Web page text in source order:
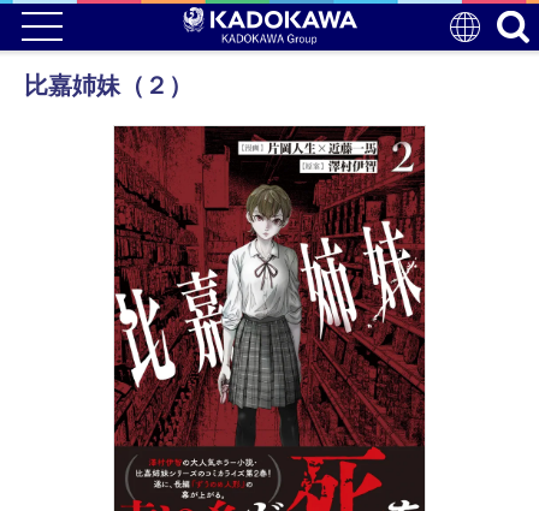
比嘉姉妹（２）